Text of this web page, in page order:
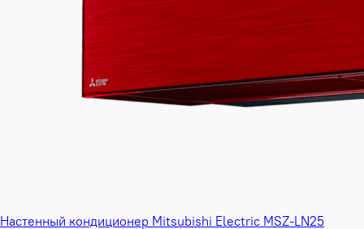
Настенный кондиционер Mitsubishi Electric MSZ-LN25